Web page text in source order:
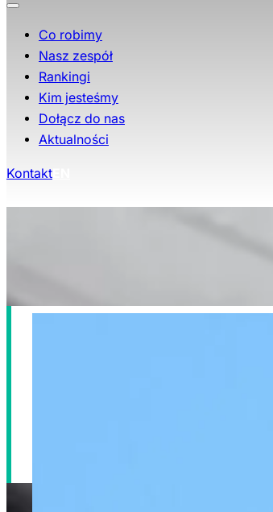
Co robimy
Nasz zespół
Rankingi
Kim jesteśmy
Dołącz do nas
Aktualności
Kontakt